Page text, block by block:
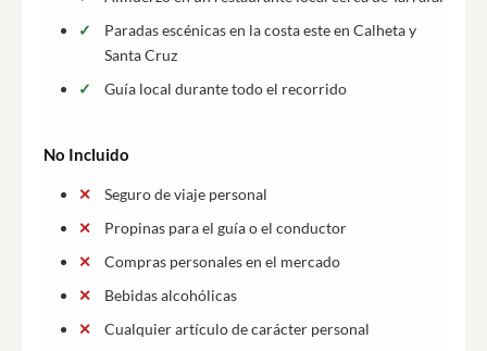
Paradas escénicas en la costa este en Calheta y
Santa Cruz
Guía local durante todo el recorrido
No Incluido
Seguro de viaje personal
Propinas para el guía o el conductor
Compras personales en el mercado
Bebidas alcohólicas
Cualquier artículo de carácter personal